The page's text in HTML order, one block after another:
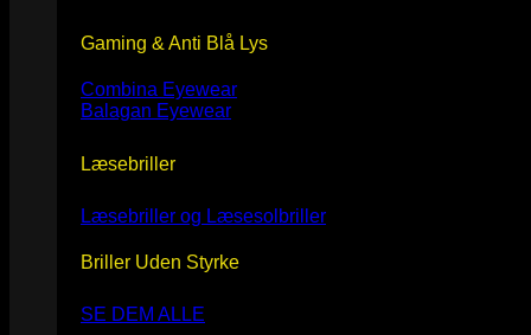
Gaming & Anti Blå Lys
Combina Eyewear
Balagan Eyewear
Læsebriller
Læsebriller og Læsesolbriller
Briller Uden Styrke
SE DEM ALLE